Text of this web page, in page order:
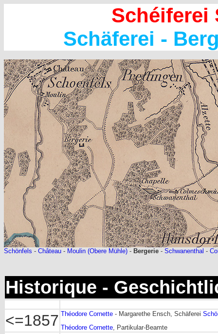
Schéiferei
Schäferei -
Schönfels - Château - Moulin (Obere Mühle) - Bergerie - Schwanenthal -
Historique -
<=1857 Théodore Cornette - Margarethe Ensch, Schäferei
Théodore Cornette, Partikular-Beamte